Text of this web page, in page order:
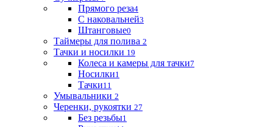
Прямого реза4
С наковальней3
Штанговые0
Таймеры для полива 2
Тачки и носилки 19
Колеса и камеры для тачки7
Носилки1
Тачки11
Умывальники 2
Черенки, рукоятки 27
Без резьбы1